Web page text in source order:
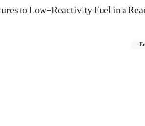
to Low-Reactivity Fuel in a